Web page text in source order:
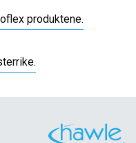
produktene.